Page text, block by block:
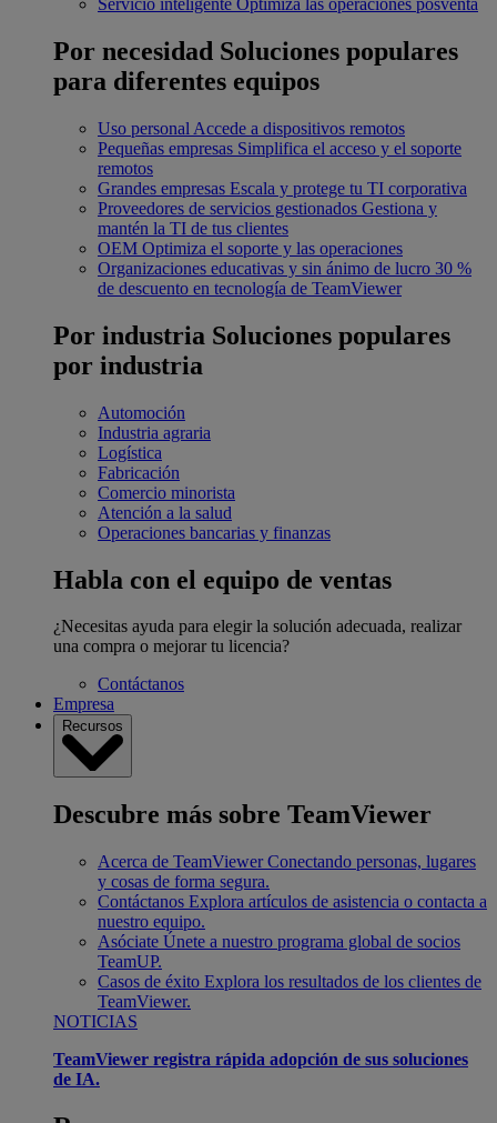
Servicio inteligente Optimiza las operaciones posventa
Por necesidad Soluciones populares
para diferentes equipos
Uso personal Accede a dispositivos remotos
Pequeñas empresas Simplifica el acceso y el soporte
remotos
Grandes empresas Escala y protege tu TI corporativa
Proveedores de servicios gestionados Gestiona y
mantén la TI de tus clientes
OEM Optimiza el soporte y las operaciones
Organizaciones educativas y sin ánimo de lucro 30 %
de descuento en tecnología de TeamViewer
Por industria Soluciones populares
por industria
Automoción
Industria agraria
Logística
Fabricación
Comercio minorista
Atención a la salud
Operaciones bancarias y finanzas
Habla con el equipo de ventas
¿Necesitas ayuda para elegir la solución adecuada, realizar
una compra o mejorar tu licencia?
Contáctanos
Empresa
Recursos
Descubre más sobre TeamViewer
Acerca de TeamViewer Conectando personas, lugares
y cosas de forma segura.
Contáctanos Explora artículos de asistencia o contacta a
nuestro equipo.
Asóciate Únete a nuestro programa global de socios
TeamUP.
Casos de éxito Explora los resultados de los clientes de
TeamViewer.
NOTICIAS
TeamViewer registra rápida adopción de sus soluciones
de IA.